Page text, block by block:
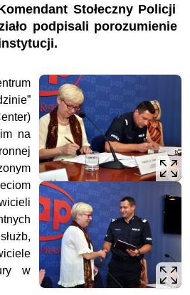
Stołeczny Policji
podpisali porozumienie
na
w